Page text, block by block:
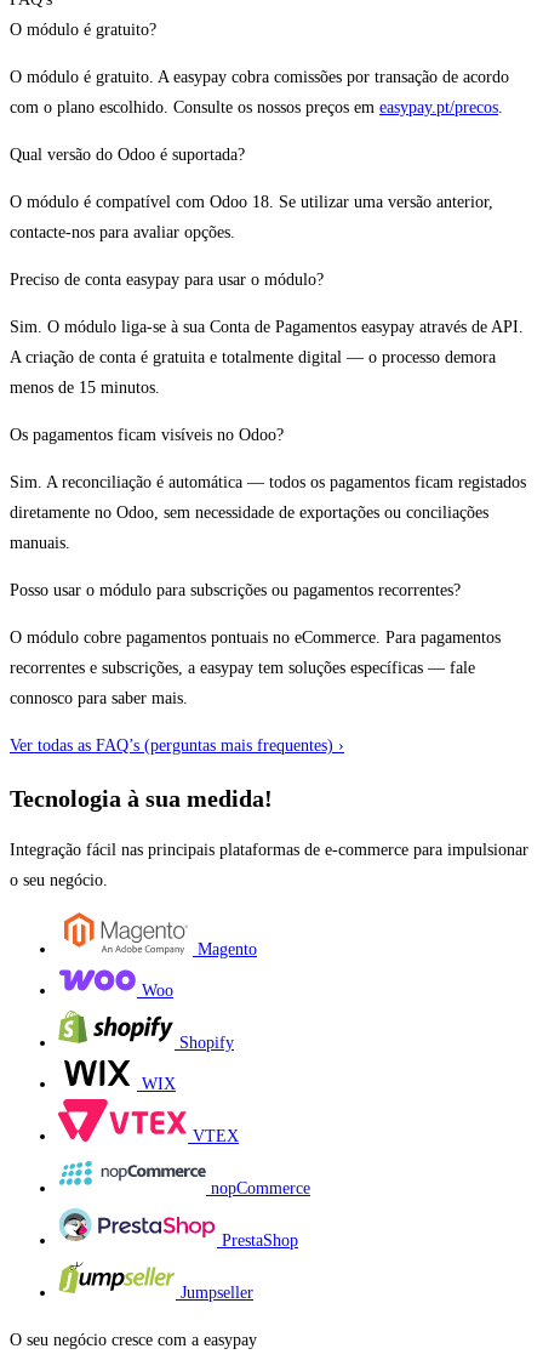
O módulo é gratuito?
O módulo é gratuito. A easypay cobra comissões por transação de acordo
com o plano escolhido. Consulte os nossos preços em easypay.pt/precos.
Qual versão do Odoo é suportada?
O módulo é compatível com Odoo 18. Se utilizar uma versão anterior,
contacte-nos para avaliar opções.
Preciso de conta easypay para usar o módulo?
Sim. O módulo liga-se à sua Conta de Pagamentos easypay através de API.
A criação de conta é gratuita e totalmente digital — o processo demora
menos de 15 minutos.
Os pagamentos ficam visíveis no Odoo?
Sim. A reconciliação é automática — todos os pagamentos ficam registados
diretamente no Odoo, sem necessidade de exportações ou conciliações
manuais.
Posso usar o módulo para subscrições ou pagamentos recorrentes?
O módulo cobre pagamentos pontuais no eCommerce. Para pagamentos
recorrentes e subscrições, a easypay tem soluções específicas — fale
connosco para saber mais.
Ver todas as FAQ’s (perguntas mais frequentes) ›
Tecnologia à sua medida!
Integração fácil nas principais plataformas de e-commerce para impulsionar
o seu negócio.
Magento
Woo
Shopify
WIX
VTEX
nopCommerce
PrestaShop
Jumpseller
O seu negócio cresce com a easypay